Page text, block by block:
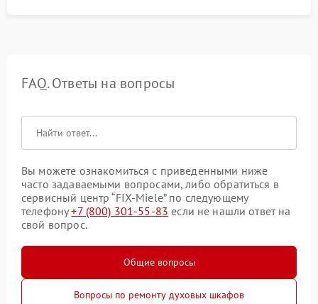
FAQ. Ответы на вопросы
Вы можете ознакомиться с приведенными ниже
часто задаваемыми вопросами, либо обратиться в
сервисный центр “FIX-Miele” по следующему
телефону+7 (800) 301-55-83 если не нашли ответ на
свой вопрос.
Общие вопросы
Вопросы по ремонту духовых шкафов